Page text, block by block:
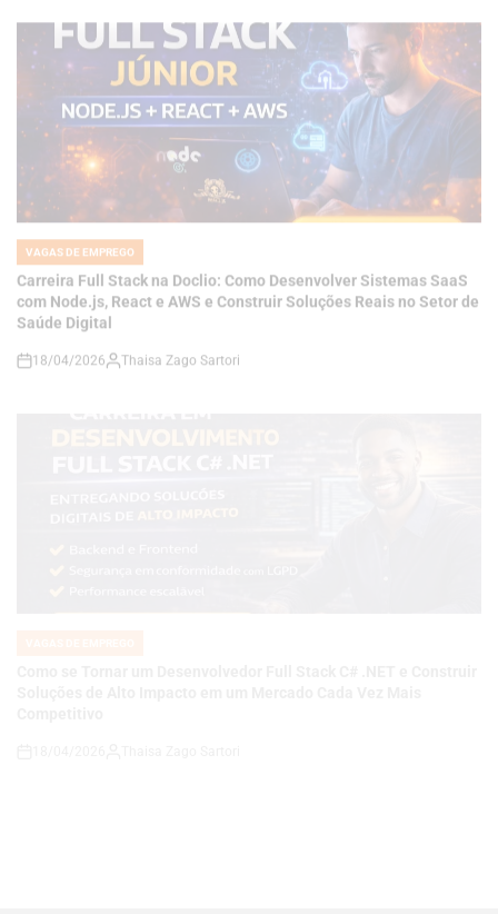
POSTED
VAGAS DE EMPREGO
Carreira Full Stack na Doclio: Como Desenvolver Sistemas SaaS
com Node.js, React e AWS e Construir Soluções Reais no Setor de
Saúde Digital
on
18/04/2026 Thaisa Zago Sartori